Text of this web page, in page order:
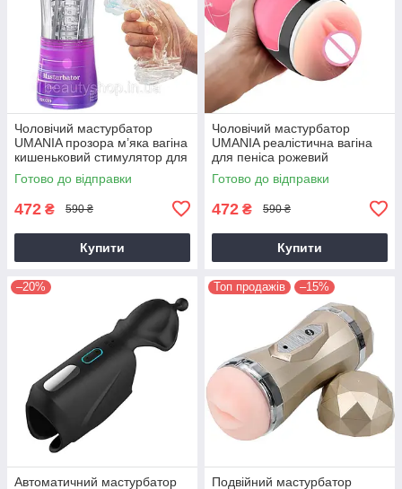
Чоловічий мастурбатор
UMANIA прозора м’яка вагіна
кишеньковий стимулятор для
пеніса
Готово до відправки
472 ₴ 590 ₴
Купити
Чоловічий мастурбатор
UMANIA реалістична вагіна
для пеніса рожевий
Готово до відправки
472 ₴ 590 ₴
Купити
–20%
Автоматичний мастурбатор
Топ продажів –15%
Подвійний мастурбатор